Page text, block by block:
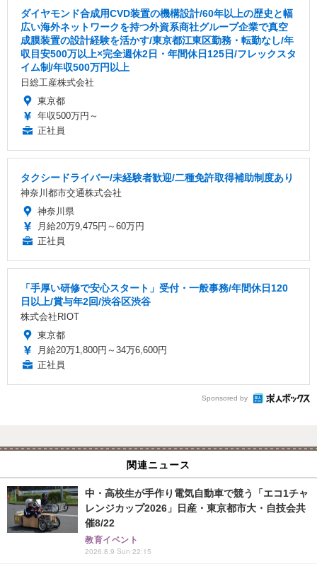
ダイヤモンド合成用CVD装置の機構設計/60年以上の歴史と幅
広い海外ネットワークを持つ外資系商社グループ企業で真空
成膜装置の設計経験を活かす/東京都江東区勤務・転勤なし/年
収目安500万以上×完全週休2日・年間休日125日/フレックスタ
イム制/年収500万円以上
日総工産株式会社
東京都
年収500万円～
正社員
タクシードライバー/未経験者歓迎/二種免許取得補助制度あり
神奈川都市交通株式会社
神奈川県
月給20万9,475円～60万円
正社員
「手厚い研修で安心スタート」受付・一般事務/年間休日120
日以上/賞与年2回/渋谷区渋谷
株式会社RIOT
東京都
月給20万1,800円～34万6,600円
正社員
Sponsored by
関連ニュース
中・高校生が手作り電気自動車で競う「エコ1チャ
レンジカップ2026」日産・東京都市大・自技会共
催8/22
教育イベント
2026.8.9 Sun 22:15